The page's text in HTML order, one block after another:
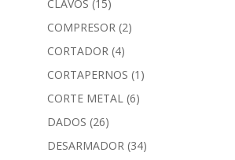
CLAVOS (15)
COMPRESOR (2)
CORTADOR (4)
CORTAPERNOS (1)
CORTE METAL (6)
DADOS (26)
DESARMADOR (34)